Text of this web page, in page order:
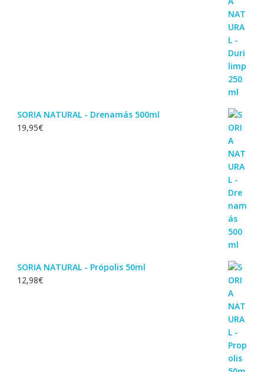
SORIA NATURAL - Drenamás 500ml
19,95€
SORIA NATURAL - Própolis 50ml
12,98€